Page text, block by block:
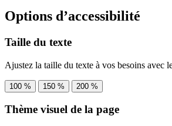
Options d’accessibilité
Taille du texte
Ajustez la taille du texte à vos besoins avec
100 % 150 % 200 %
Thème visuel de la page